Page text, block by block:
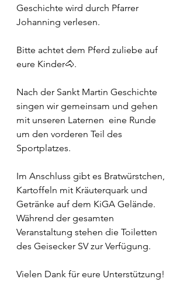
Geschichte wird durch Pfarrer
Johanning verlesen.
Bitte achtet dem Pferd zuliebe auf
eure Kinder🐴.
Nach der Sankt Martin Geschichte
singen wir gemeinsam und gehen
mit unseren Laternen  eine Runde
um den vorderen Teil des
Sportplatzes.
Im Anschluss gibt es Bratwürstchen,
Kartoffeln mit Kräuterquark und
Getränke auf dem KiGA Gelände.
Während der gesamten
Veranstaltung stehen die Toiletten
des Geisecker SV zur Verfügung.
Vielen Dank für eure Unterstützung!